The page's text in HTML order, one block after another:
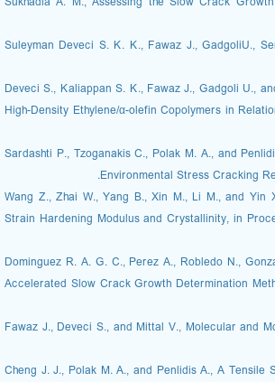
21. Suleyman Deveci S. K. K., Fawaz J.,
22. Deveci S., Kaliappan S. K., Fawaz J., Gadgoli
High-Density Ethylene/α-olefin Copolymers in
23. Sardashti P., Tzoganakis C., Polak M. A., and
Environmental Stress Cracking
24. Wang Z., Zhai W., Yang B., Xin M., Li M., and
Strain Hardening Modulus and Crystallinity, in
25. Dominguez R. A. G. C., Perez A., Robledo N.,
Accelerated Slow Crack Growth Determination
26. Fawaz J., Deveci S., and Mittal V., Molecular
27. Cheng J. J., Polak M. A., and Penlidis A., A